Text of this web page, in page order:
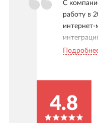
С
работу в
интернет-
прошел
4.8